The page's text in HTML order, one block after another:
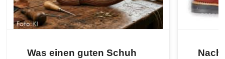
Was einen guten Schuh